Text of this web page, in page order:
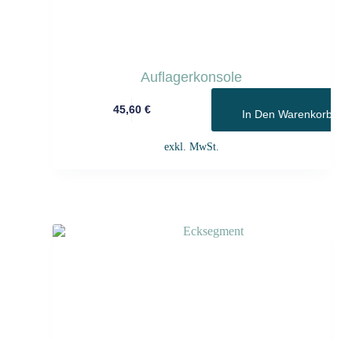
Auflagerkonsole
45,60 € In Den Warenkorb
exkl. MwSt.